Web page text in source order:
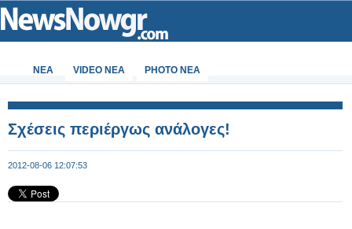
ΝΕΑ VIDEO NEA PHOTO NEA
Σχέσεις περιέργως ανάλογες!
2012-08-06 12:07:53